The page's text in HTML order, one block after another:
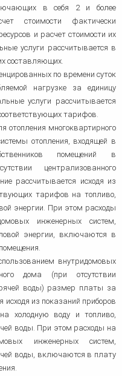
в себя 2 и более
стоимости фактически
и расчет стоимости их
услуги рассчитывается в
составляющих.
по времени суток
нагрузке за единицу
услуги рассчитывается
тарифов.
отопления многоквартирного
отопления, входящей в
помещений в
централизованного
рассчитывается исходя из
тарифов на топливо,
энергии. При этом расходы
инженерных систем,
энергии, включаются в
внутридомовых
дома (при отсутствии
воды) размер платы за
исходя из показаний приборов
холодную воду и топливо,
воды. При этом расходы на
инженерных систем,
воды, включаются в плату